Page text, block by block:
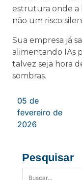
estrutura onde a
não um risco
Sua empresa já
alimentando IAs
talvez seja hora
sombras.
05 de
fevereiro de
2026
Pesquisar